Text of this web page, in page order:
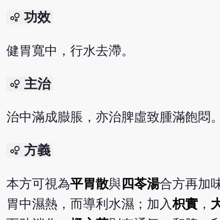
bubble_chart 功效
健胃寬中，行水去滯。
bubble_chart 主治
治中滿成臌脹，亦治脾虛致腫滿飽悶
bubble_chart 方義
本方可視為平胃散與 四苓湯合方再加
胃中濕熱，而導利水濕；加入枳實，